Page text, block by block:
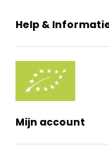
Help &
Mijn account